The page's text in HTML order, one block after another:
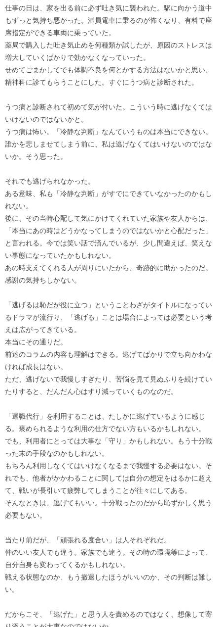
仕事の日は、家を出る前に必ず吐き気に襲われた。駅に向かう道中
もずっと気持ち悪かった。満員電車に乗るのが怖くなり、有料で座
席指定ができる車両に乗っていた。
薬局で購入した吐き気止めを何種類か試したが、原因のストレスは
増大していくばかりで効かなくなっていった。
せめてごまかしてでも体調不良を何とかする方法はないかと思い、
精神科に診てもらうことにした。すぐにうつ病と診断された。
うつ病と診断されて初めて気が付いた。こういう時に逃げなくては
いけないのではないかと。
うつ病は怖い。「冷静な判断」なんていうものは本当にできない。
誰かを悲しませてしまう前に、私は逃げなくてはいけないのではな
いか。そう思った。
それでも逃げられなかった。
ある意味、私も「冷静な判断」がすでにできていなかったのかもし
れない。
後に、その当時心配して気にかけてくれていた家族や友人からは、
「本当にあの時はどうかなってしまうのではないかと心配だった」
と言われる。今では笑い話で済んでいるが、少し間違えば、笑えな
い事態になっていたかもしれない。
あの時支えてくれる人が周りにいたから、奇跡的に助かったのだ。
感謝の気持ちしかない。
「逃げるは恥だが役に立つ」ということわざがタイトルになってい
るドラマが流行り、「逃げる」ことは場合によっては必要という考
えは広がってきている。
本当にその通りだ。
前述のコラムの内容も理解はできる。逃げてばかりで立ち向かわな
ければ成長はない。
ただ、逃げないで我慢しすぎたり、苦悩を見て見ぬふりを続けてい
たりすると、だんだん心はすり減っていくものなのだ。
「退職代行」を利用することは、たしかに逃げているように感じ
る。褒められるような利用の仕方でない方もいるかもしれない。
でも、利用者にとっては大事な「守り」かもしれない。もう十分戦
った末の手段なのかもしれない。
もちろん利用しなくてはいけなくなるまで我慢する必要はない。そ
れでも、他者がかかわることに関しては自分の想定をはるかに超え
て、戦いが長引いて疲弊してしまうことが往々にしてある。
そんなときは、逃げてもいい。十分戦ったのだから恥ずかしく思う
必要もない。
当たり前だが、「頑張れる度合い」は人それぞれだ。
仲のいい友人でも違う。家族でも違う。その時の環境等によって、
自分自身も変わってくるかもしれない。
戦える状態なのか、もう撤退したほうがいいのか、その判断は難し
い。
だからこそ、「逃げた」と思う人を責めるのではなく、想像して寄